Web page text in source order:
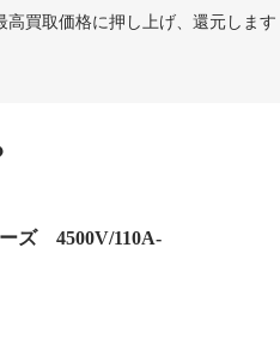
買取価格に押し上げ、還元します
ズ 4500V/110A-